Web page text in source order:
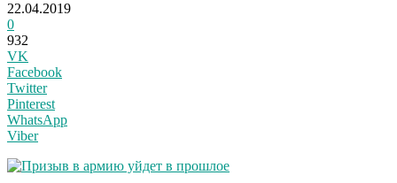
22.04.2019
0
932
VK
Facebook
Twitter
Pinterest
WhatsApp
Viber